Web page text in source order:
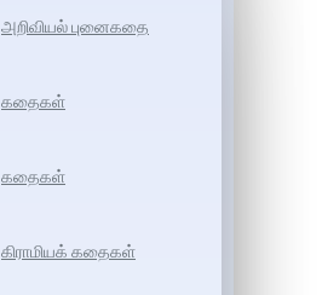
அறிவியல் புனைகதை
கதைகள்
கதைகள்
கிராமியக் கதைகள்